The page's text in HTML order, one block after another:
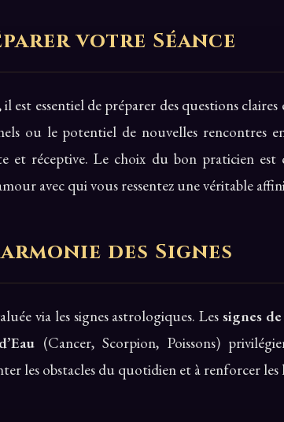
votre Séance
essentiel de préparer des questions claires
ou le potentiel de nouvelles rencontres
et réceptive. Le choix du bon praticien est
avec qui vous ressentez une véritable
des Signes
via les signes astrologiques. Les signes
(Cancer, Scorpion, Poissons)
les obstacles du quotidien et à renforcer les